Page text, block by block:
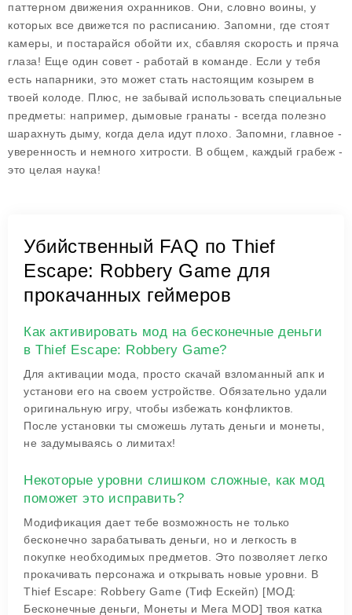
паттерном движения охранников. Они, словно воины, у
которых все движется по расписанию. Запомни, где стоят
камеры, и постарайся обойти их, сбавляя скорость и пряча
глаза! Еще один совет - работай в команде. Если у тебя
есть напарники, это может стать настоящим козырем в
твоей колоде. Плюс, не забывай использовать специальные
предметы: например, дымовые гранаты - всегда полезно
шарахнуть дыму, когда дела идут плохо. Запомни, главное -
уверенность и немного хитрости. В общем, каждый грабеж -
это целая наука!
Убийственный FAQ по Thief
Escape: Robbery Game для
прокачанных геймеров
Как активировать мод на бесконечные деньги
в Thief Escape: Robbery Game?
Для активации мода, просто скачай взломанный апк и
установи его на своем устройстве. Обязательно удали
оригинальную игру, чтобы избежать конфликтов.
После установки ты сможешь лутать деньги и монеты,
не задумываясь о лимитах!
Некоторые уровни слишком сложные, как мод
поможет это исправить?
Модификация дает тебе возможность не только
бесконечно зарабатывать деньги, но и легкость в
покупке необходимых предметов. Это позволяет легко
прокачивать персонажа и открывать новые уровни. В
Thief Escape: Robbery Game (Тиф Ескейп) [МОД:
Бесконечные деньги, Монеты и Мега MOD] твоя катка